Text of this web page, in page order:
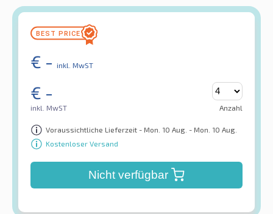
€ - inkl. MwST
€ -
inkl. MwST Anzahl
Voraussichtliche Lieferzeit - Mon. 10 Aug. - Mon. 10 Aug.
Kostenloser Versand
Nicht verfügbar